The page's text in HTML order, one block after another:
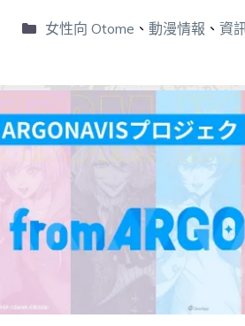
女性向 Otome 、 動漫情報 、 資